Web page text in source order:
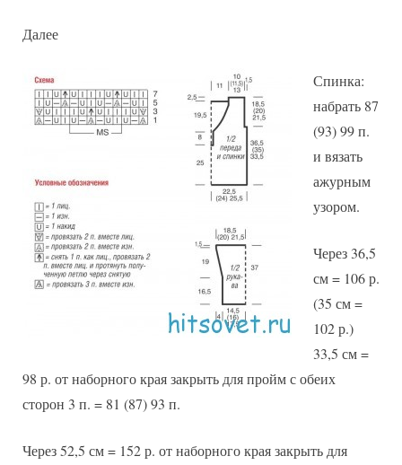
Далее
Спинка:
набрать 87
(93) 99 п.
и вязать
ажурным
узором.
Через 36,5
см = 106 р.
(35 см =
102 р.)
33,5 см =
98 р. от наборного края закрыть для пройм с обеих
сторон 3 п. = 81 (87) 93 п.
Через 52,5 см = 152 р. от наборного края закрыть для